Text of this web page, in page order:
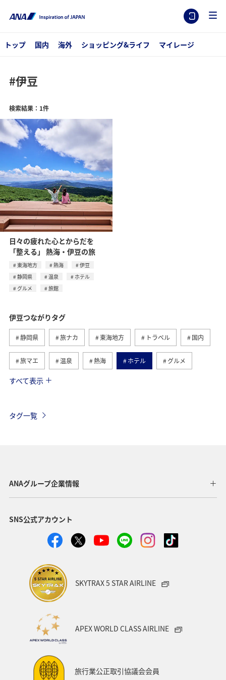
トップ 国内 海外 ショッピング&ライフ マイレージ
#伊豆
検索結果：1件
日々の疲れた心とからだを
「整える」 熱海・伊豆の旅
東海地方 熱海
伊豆
静岡県
温泉
ホテル
グルメ
旅館
伊豆つながりタグ
静岡県 旅ナカ 東海地方 トラベル 国内
旅マエ 温泉 熱海 ホテル グルメ
旅館
すべて表示
タグ一覧
ANAグループ企業情報
SNS公式アカウント
SKYTRAX 5 STAR AIRLINE
APEX WORLD CLASS AIRLINE
旅行業公正取引協議会会員